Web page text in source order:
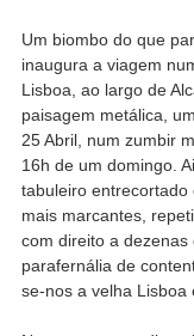
Um biombo do que
inaugura a viagem
Lisboa, ao largo de
paisagem metálica,
25 Abril, num zumbir
16h de um domingo.
tabuleiro
mais marcantes,
com direito a
parafernália de
se-nos a velha Lisboa